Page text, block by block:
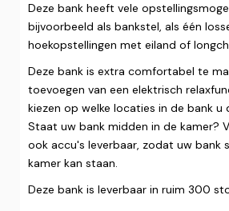
Deze bank heeft vele
bijvoorbeeld als bankstel, als één
hoekopstellingen met eiland of
Deze bank is extra comfortabel te
toevoegen van een elektrisch
kiezen op welke locaties in de bank u
Staat uw bank midden in de kamer?
ook accu's leverbaar, zodat uw bank
kamer kan staan.
Deze bank is leverbaar in ruim 300